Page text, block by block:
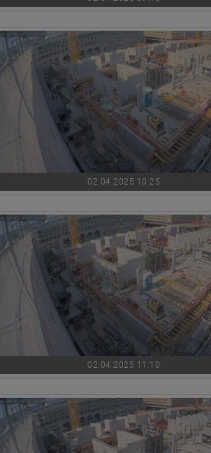
02.04.2025 10:25
02.04.2025 11:10